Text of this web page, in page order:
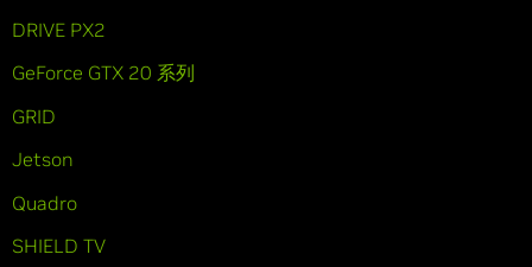
DRIVE PX2
GeForce GTX 20 系列
GRID
Jetson
Quadro
SHIELD TV